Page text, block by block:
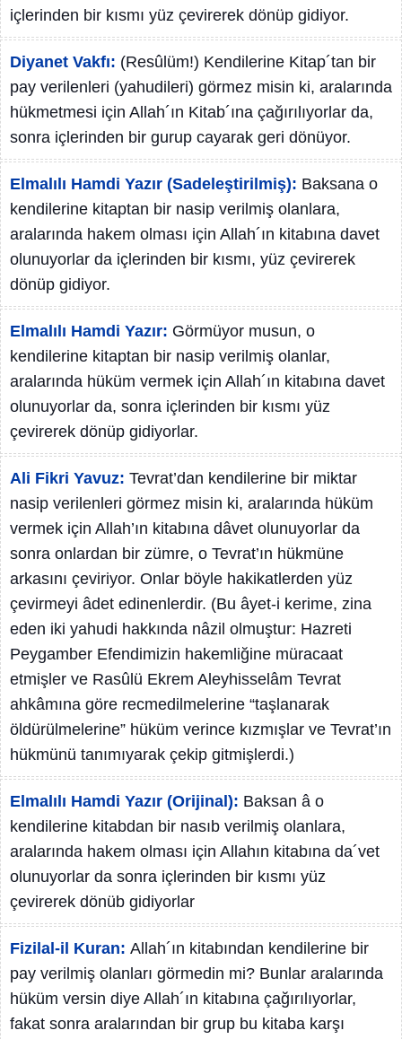
içlerinden bir kısmı yüz çevirerek dönüp gidiyor.
Diyanet Vakfı: (Resûlüm!) Kendilerine Kitap´tan bir
pay verilenleri (yahudileri) görmez misin ki, aralarında
hükmetmesi için Allah´ın Kitab´ına çağırılıyorlar da,
sonra içlerinden bir gurup cayarak geri dönüyor.
Elmalılı Hamdi Yazır (Sadeleştirilmiş): Baksana o
kendilerine kitaptan bir nasip verilmiş olanlara,
aralarında hakem olması için Allah´ın kitabına davet
olunuyorlar da içlerinden bir kısmı, yüz çevirerek
dönüp gidiyor.
Elmalılı Hamdi Yazır: Görmüyor musun, o
kendilerine kitaptan bir nasip verilmiş olanlar,
aralarında hüküm vermek için Allah´ın kitabına davet
olunuyorlar da, sonra içlerinden bir kısmı yüz
çevirerek dönüp gidiyorlar.
Ali Fikri Yavuz: Tevrat’dan kendilerine bir miktar
nasip verilenleri görmez misin ki, aralarında hüküm
vermek için Allah’ın kitabına dâvet olunuyorlar da
sonra onlardan bir zümre, o Tevrat’ın hükmüne
arkasını çeviriyor. Onlar böyle hakikatlerden yüz
çevirmeyi âdet edinenlerdir. (Bu âyet-i kerime, zina
eden iki yahudi hakkında nâzil olmuştur: Hazreti
Peygamber Efendimizin hakemliğine müracaat
etmişler ve Rasûlü Ekrem Aleyhisselâm Tevrat
ahkâmına göre recmedilmelerine “taşlanarak
öldürülmelerine” hüküm verince kızmışlar ve Tevrat’ın
hükmünü tanımıyarak çekip gitmişlerdi.)
Elmalılı Hamdi Yazır (Orijinal): Baksan â o
kendilerine kitabdan bir nasıb verilmiş olanlara,
aralarında hakem olması için Allahın kitabına da´vet
olunuyorlar da sonra içlerinden bir kısmı yüz
çevirerek dönüb gidiyorlar
Fizilal-il Kuran: Allah´ın kitabından kendilerine bir
pay verilmiş olanları görmedin mi? Bunlar aralarında
hüküm versin diye Allah´ın kitabına çağırılıyorlar,
fakat sonra aralarından bir grup bu kitaba karşı